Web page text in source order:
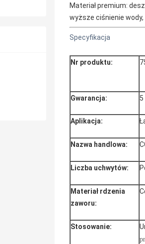
Materiał premium:
wyższe ciśnienie
Specyfikacja
Nr produktu:
Gwarancja:
Aplikacja:
Nazwa handlowa:
Liczba uchwytów:
Materiał rdzenia
zaworu:
Stosowanie: